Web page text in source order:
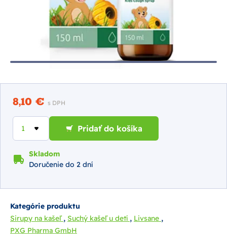
8,10 € s DPH
Pridať do košíka
Skladom
Doručenie do 2 dní
Kategórie produktu
Sirupy na kašeľ, Suchý kašeľ u detí , Livsane ,
PXG Pharma GmbH